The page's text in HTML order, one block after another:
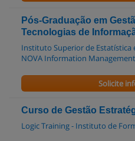
Pós-Graduação em
Tecnologias de
Instituto Superior de Estatística
NOVA Information
Solicite
Curso de Gestão
Logic Training - Instituto de